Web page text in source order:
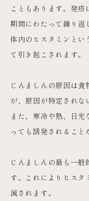
こともあります。発
期間にわたって繰り返
体内のヒスタミンとい
て引き起こされます。
じんましんの原因は
が、原因が特定されな
また、寒冷や熱、日
っても誘発されること
じんましんの最も一
す。これによりヒスタ
減されます。